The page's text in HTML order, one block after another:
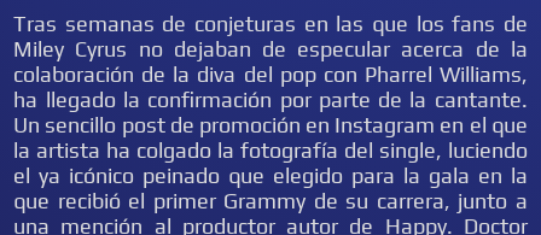
Tras semanas de conjeturas en las que los fans de
Miley Cyrus no dejaban de especular acerca de la
colaboración de la diva del pop con Pharrel Williams,
ha llegado la confirmación por parte de la cantante.
Un sencillo post de promoción en Instagram en el que
la artista ha colgado la fotografía del single, luciendo
el ya icónico peinado que elegido para la gala en la
que recibió el primer Grammy de su carrera, junto a
una mención al productor autor de Happy. Doctor